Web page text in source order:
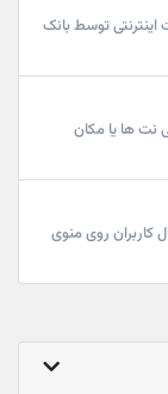
توسط بانک
نت ها یا مکان
کاربران روی منوی